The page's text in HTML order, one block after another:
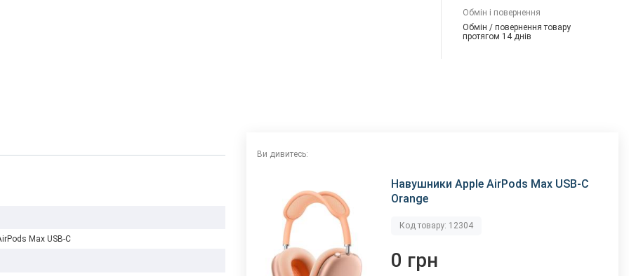
Обмін і повернення
Обмін / повернення товару
протягом 14 днів
Max USB-C
Ви дивитесь:
Навушники Apple AirPods Max USB-C
Orange
Код товару: 12304
0 грн